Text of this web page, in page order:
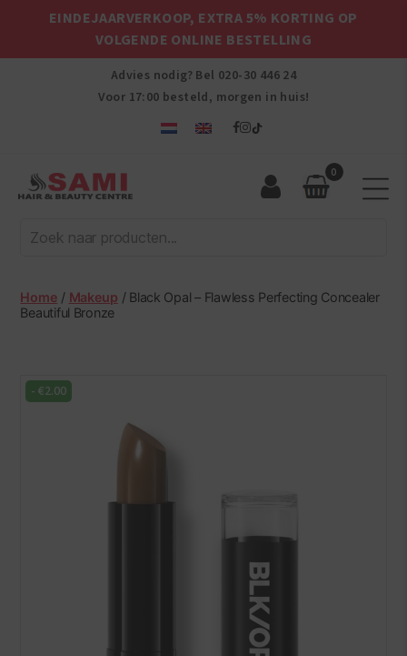
EINDEJAARVERKOOP, EXTRA 5% KORTING OP
VOLGENDE ONLINE BESTELLING
Advies nodig? Bel 020-30 446 24
Voor 17:00 besteld, morgen in huis!
Afro
Hair
Beauty
Centre
0
Home / Makeup / Black Opal – Flawless Perfecting Concealer
Beautiful Bronze
-€2.00